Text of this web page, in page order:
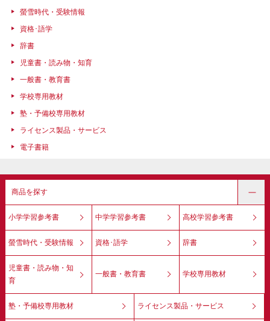
螢雪時代・受験情報
資格･語学
辞書
児童書・読み物・知育
一般書・教育書
学校専用教材
塾・予備校専用教材
ライセンス製品・サービス
電子書籍
商品を探す
小学学習参考書 中学学習参考書 高校学習参考書
螢雪時代・受験情報 資格･語学 辞書
児童書・読み物・知
育
一般書・教育書 学校専用教材
塾・予備校専用教材 ライセンス製品・サービス